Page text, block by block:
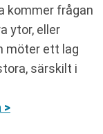
kommer frågan
ytor, eller
möter ett lag
särskilt i
>